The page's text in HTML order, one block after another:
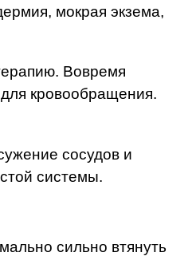
мокрая экзема,
Вовремя
кровообращения.
сосудов и
системы.
сильно втянуть